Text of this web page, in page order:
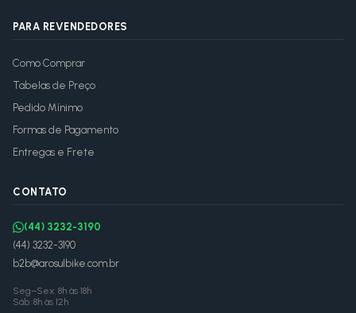
PARA REVENDEDORES
Como Comprar
Tabelas de Preço
Pedido Mínimo
Formas de Pagamento
Entregas e Frete
CONTATO
(44) 3232-3190
(44) 3232-3190
b2b@arosulbike.com.br
Seg–Sex: 8h às 18h
Sáb: 8h às 12h